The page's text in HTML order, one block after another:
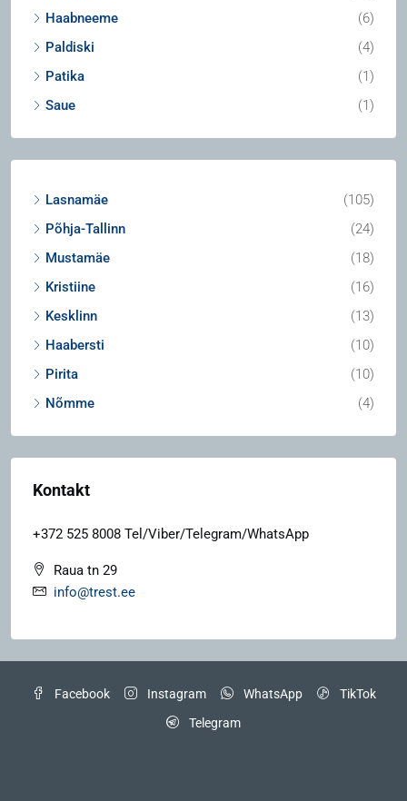
Haabneeme
(6)
Paldiski
(4)
Patika
(1)
Saue
(1)
Lasnamäe
(105)
Põhja-Tallinn
(24)
Mustamäe
(18)
Kristiine
(16)
Kesklinn
(13)
Haabersti
(10)
Pirita
(10)
Nõmme
(4)
Kontakt
+372 525 8008 Tel/Viber/Telegram/WhatsApp
Raua tn 29
info@trest.ee
Facebook Instagram WhatsApp
TikTok
Telegram